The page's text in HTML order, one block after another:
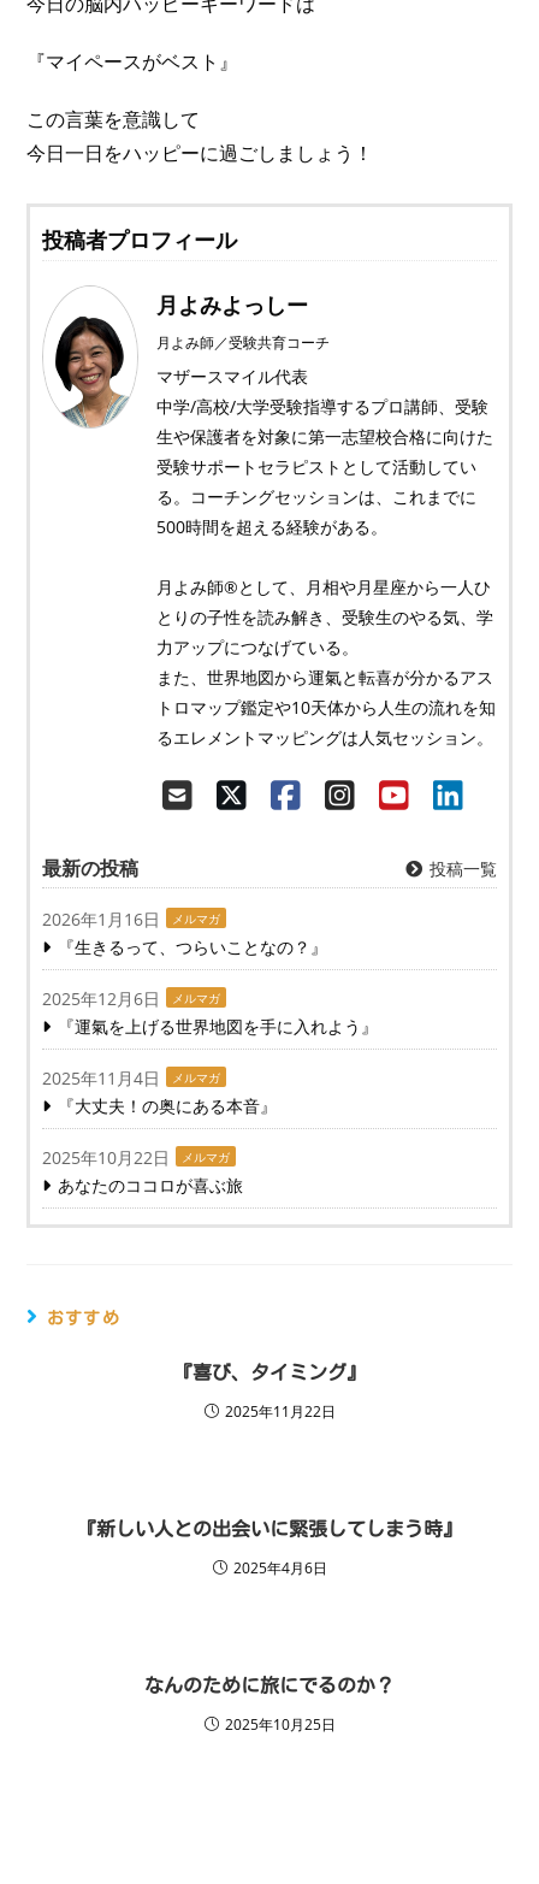
『マイペースがベスト』
この言葉を意識して
今日一日をハッピーに過ごしましょう！
投稿者プロフィール
月よみよっしー
月よみ師／受験共育コーチ
マザースマイル代表
中学/高校/大学受験指導するプロ講師、受験
生や保護者を対象に第一志望校合格に向けた
受験サポートセラピストとして活動してい
る。コーチングセッションは、これまでに
500時間を超える経験がある。
月よみ師®︎として、月相や月星座から一人ひ
とりの子性を読み解き、受験生のやる気、学
力アップにつなげている。
また、世界地図から運氣と転喜が分かるアス
トロマップ鑑定や10天体から人生の流れを知
るエレメントマッピングは人気セッション。
最新の投稿 投稿一覧
2026年1月16日 メルマガ
『生きるって、つらいことなの？』
2025年12月6日 メルマガ
『運氣を上げる世界地図を手に入れよう』
2025年11月4日 メルマガ
『大丈夫！の奥にある本音』
2025年10月22日 メルマガ
あなたのココロが喜ぶ旅
おすすめ
『喜び、タイミング』
2025年11月22日
『新しい人との出会いに緊張してしまう時』
2025年4月6日
なんのために旅にでるのか？
2025年10月25日